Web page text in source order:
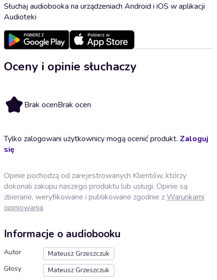
Słuchaj audiobooka na urządzeniach Android i iOS w aplikacji
Audioteki
Oceny i opinie słuchaczy
Brak ocenBrak ocen
Tylko zalogowani użytkownicy mogą ocenić produkt. Zaloguj
się
Opinie pochodzą od zarejestrowanych Klientów, którzy
dokonali zakupu naszego produktu lub usługi. Opinie są
zbierane, weryfikowane i publikowane zgodnie zWarunkami
opiniowania.
Informacje o audiobooku
Autor
Mateusz Grzeszczuk
Głosy
Mateusz Grzeszczuk